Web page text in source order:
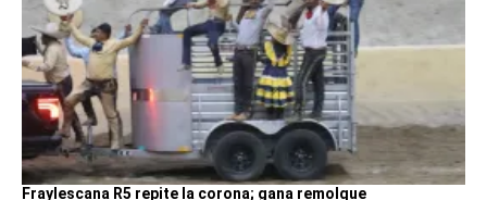
Fraylescana R5 repite la corona; gana remolque